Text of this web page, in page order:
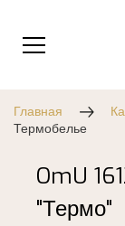
Главная
Термобелье
OmU
"Термо"